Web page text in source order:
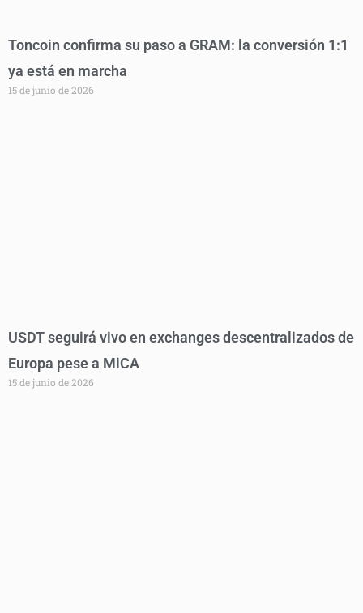
Toncoin confirma su paso a GRAM: la conversión 1:1
ya está en marcha
15 de junio de 2026
USDT seguirá vivo en exchanges descentralizados de
Europa pese a MiCA
15 de junio de 2026